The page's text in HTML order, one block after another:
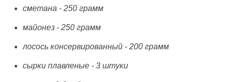
сметана - 250 грамм
майонез - 250 грамм
лосось консервированный - 200 грамм
сырки плавленые - 3 штуки